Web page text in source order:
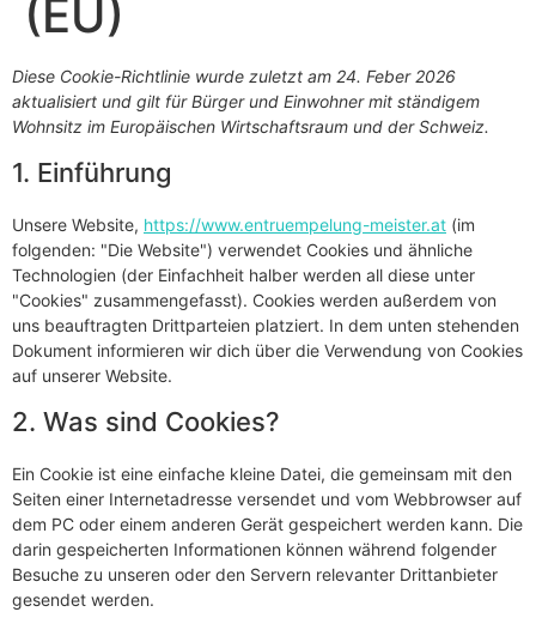
(EU)
Diese Cookie-Richtlinie wurde zuletzt am 24. Feber 2026
aktualisiert und gilt für Bürger und Einwohner mit ständigem
Wohnsitz im Europäischen Wirtschaftsraum und der Schweiz.
1. Einführung
Unsere Website, https://www.entruempelung-meister.at (im
folgenden: "Die Website") verwendet Cookies und ähnliche
Technologien (der Einfachheit halber werden all diese unter
"Cookies" zusammengefasst). Cookies werden außerdem von
uns beauftragten Drittparteien platziert. In dem unten stehenden
Dokument informieren wir dich über die Verwendung von Cookies
auf unserer Website.
2. Was sind Cookies?
Ein Cookie ist eine einfache kleine Datei, die gemeinsam mit den
Seiten einer Internetadresse versendet und vom Webbrowser auf
dem PC oder einem anderen Gerät gespeichert werden kann. Die
darin gespeicherten Informationen können während folgender
Besuche zu unseren oder den Servern relevanter Drittanbieter
gesendet werden.